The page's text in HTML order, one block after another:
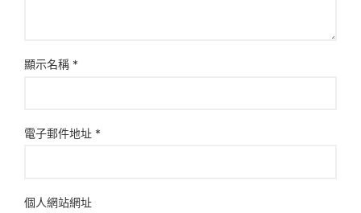
顯示名稱 *
電子郵件地址 *
個人網站網址